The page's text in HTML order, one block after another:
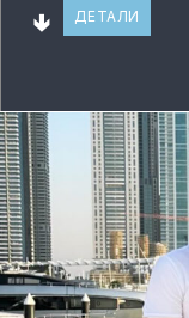
🢃 ДЕТАЛИ